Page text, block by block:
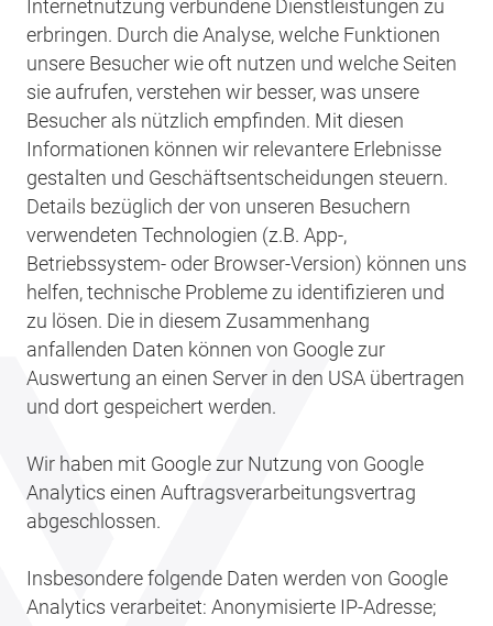
Internetnutzung verbundene Dienstleistungen zu
erbringen. Durch die Analyse, welche Funktionen
unsere Besucher wie oft nutzen und welche Seiten
sie aufrufen, verstehen wir besser, was unsere
Besucher als nützlich empfinden. Mit diesen
Informationen können wir relevantere Erlebnisse
gestalten und Geschäftsentscheidungen steuern.
Details bezüglich der von unseren Besuchern
verwendeten Technologien (z.B. App-,
Betriebssystem- oder Browser-Version) können uns
helfen, technische Probleme zu identifizieren und
zu lösen. Die in diesem Zusammenhang
anfallenden Daten können von Google zur
Auswertung an einen Server in den USA übertragen
und dort gespeichert werden.
Wir haben mit Google zur Nutzung von Google
Analytics einen Auftragsverarbeitungsvertrag
abgeschlossen.
Insbesondere folgende Daten werden von Google
Analytics verarbeitet: Anonymisierte IP-Adresse;